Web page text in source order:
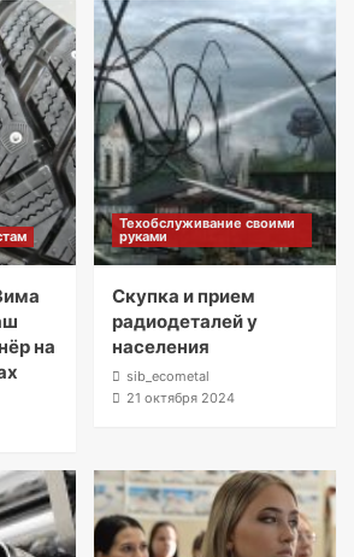
на
Техобслуживание своими
руками
Скупка и прием
радиодеталей у
населения
sib_ecometal
21 октября 2024